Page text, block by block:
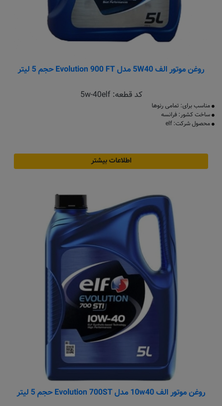
روغن موتور الف 5W40 مدل Evolution 900 FT حجم 5 لیتر
کد قطعه:5w-40elf
مناسب برای: تمامی رنوها
ساخت کشور: فرانسه
محصول شرکت: elf
اطلاعات بیشتر
روغن موتور الف 10w40 مدل Evolution 700ST حجم 5 لیتر